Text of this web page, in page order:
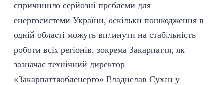
спричинило серйозні проблеми для
енергосистеми України, оскільки пошкодження в
одній області можуть вплинути на стабільність
роботи всіх регіонів, зокрема Закарпаття, як
зазначає технічний директор
«Закарпаттяобленерго» Владислав Сухан у